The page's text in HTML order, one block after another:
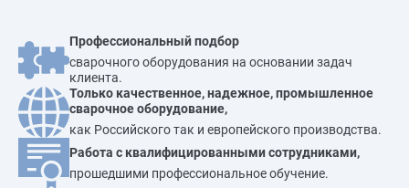
Профессиональный подбор
сварочного оборудования на основании задач
клиента.
Только качественное, надежное, промышленное
сварочное оборудование,
как Российского так и европейского производства.
Работа с квалифицированными сотрудниками,
прошедшими профессиональное обучение.